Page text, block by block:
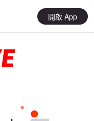
開啟 App